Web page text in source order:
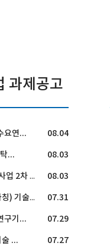
과제공고
요연... 08.04
... 08.03
2026년 하반기 원자력정책연구사업 2차 공고 08.03
디스플레이첨단산업기술개발(가칭) 기술수요조사 07.31
구기... 07.29
... 07.27